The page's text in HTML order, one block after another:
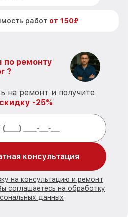
работ от 150₽
по ремонту
?
на ремонт и получите
скидку -25%
консультация
на консультацию и ремонт
соглашаетесь на обработку
данных